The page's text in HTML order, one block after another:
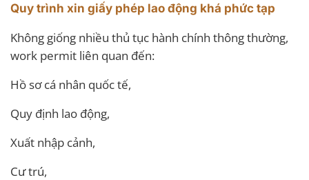
Quy trình xin giấy phép lao động khá phức tạp
Không giống nhiều thủ tục hành chính thông thường,
work permit liên quan đến:
Hồ sơ cá nhân quốc tế,
Quy định lao động,
Xuất nhập cảnh,
Cư trú,